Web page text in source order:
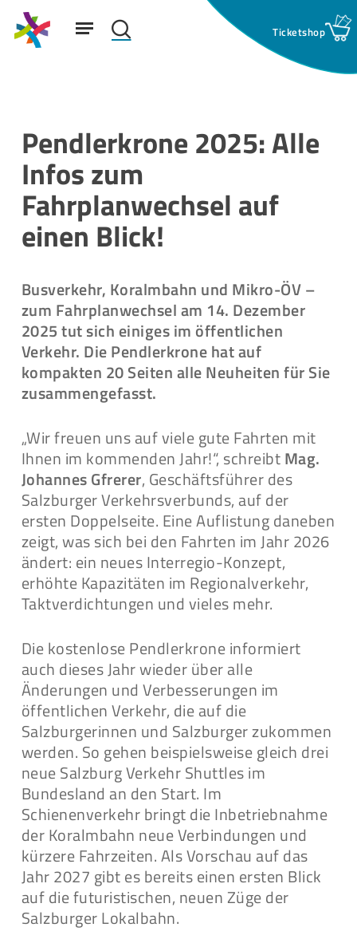
Skip
mainSuchfeld: search
Menu
Pendlerkrone 2025: Alle
Infos zum
Fahrplanwechsel auf
einen Blick!
Busverkehr, Koralmbahn und Mikro-ÖV –
zum Fahrplanwechsel am 14. Dezember
2025 tut sich einiges im öffentlichen
Verkehr. Die Pendlerkrone hat auf
kompakten 20 Seiten alle Neuheiten für Sie
zusammengefasst.
„Wir freuen uns auf viele gute Fahrten mit
Ihnen im kommenden Jahr!“, schreibtMag.
Johannes Gfrerer, Geschäftsführer des
Salzburger Verkehrsverbunds, auf der
ersten Doppelseite. Eine Auflistung daneben
zeigt, was sich bei den Fahrten im Jahr 2026
ändert: ein neues Interregio-Konzept,
erhöhte Kapazitäten im Regionalverkehr,
Taktverdichtungen und vieles mehr.
Die kostenlose Pendlerkrone informiert
auch dieses Jahr wieder über alle
Änderungen und Verbesserungen im
öffentlichen Verkehr, die auf die
Salzburgerinnen und Salzburger zukommen
werden. So gehen beispielsweise gleich drei
neue Salzburg Verkehr Shuttles im
Bundesland an den Start. Im
Schienenverkehr bringt die Inbetriebnahme
der Koralmbahn neue Verbindungen und
kürzere Fahrzeiten. Als Vorschau auf das
Jahr 2027 gibt es bereits einen ersten Blick
auf die futuristischen, neuen Züge der
Salzburger Lokalbahn.